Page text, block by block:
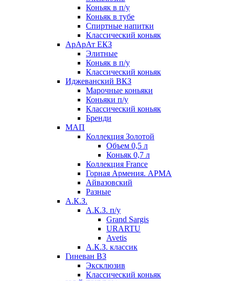
Коньяк в п/у
Коньяк в тубе
Спиртные напитки
Классический коньяк
АрАрАт ЕКЗ
Элитные
Коньяк в п/у
Классический коньяк
Иджеванский ВКЗ
Марочные коньяки
Коньяки п/у
Классический коньяк
Бренди
МАП
Коллекция Золотой
Объем 0,5 л
Коньяк 0,7 л
Коллекция France
Горная Армения. АРМА
Айвазовский
Разные
А.К.З.
А.К.З. п/у
Grand Sargis
URARTU
Avetis
А.К.З. классик
Гиневан ВЗ
Эксклюзив
Классический коньяк